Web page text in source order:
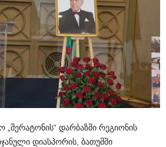
„შერატონის“ დარბაზში რეგიონის
დიასპორის, ბათუმში